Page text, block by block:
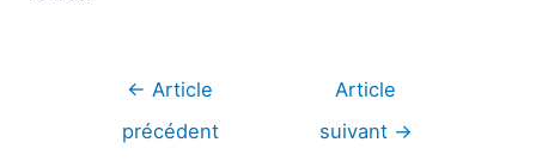
Navigation
l’article
← Article
précédent
Article
suivant →